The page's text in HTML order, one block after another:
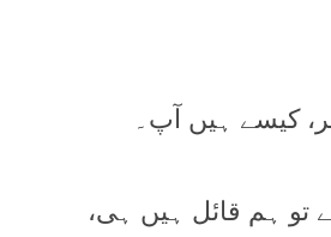
کیسے ہیں آپ۔
تو ہم قائل ہیں ہی،